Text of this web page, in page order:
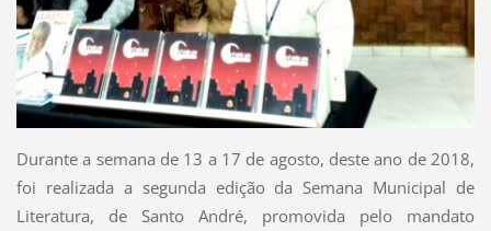
Durante a semana de 13 a 17 de agosto, deste ano de 2018,
foi realizada a segunda edição da Semana Municipal de
Literatura, de Santo André, promovida pelo mandato